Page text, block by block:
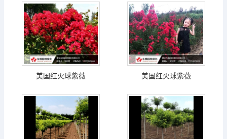
美国红火球紫薇 美国红火球紫薇